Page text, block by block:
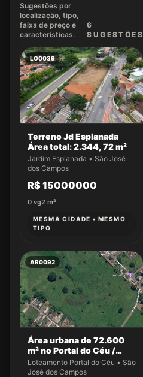
Sugestões por
localização, tipo,
faixa de preço e
características.
6
SUGEST ÕES
LO0039
Terreno Jd Esplanada
Área total: 2.344, 72 m²
Jardim Esplanada • São José
dos Campos
R$ 15000000
0 vg2 m²
MESMA CIDADE • MESMO
TIPO
AR0092
Área urbana de 72.600
m² no Portal do Céu /
Novo Horizonte
Loteamento Portal do Céu • São
José dos Campos